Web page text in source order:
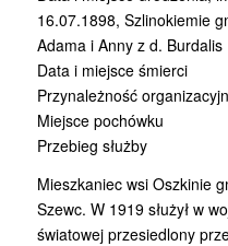
16.07.1898, Szlinokiemie
Adama i Anny z d. Burdalis
Data i miejsce śmierci
Przynależność
Miejsce pochówku
Przebieg służby
Mieszkaniec wsi Oszkinie
Szewc. W 1919 służył w
światowej przesiedlony